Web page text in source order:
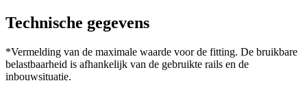
Technische gegevens
*Vermelding van de maximale waarde voor de fitting. De bruikbare
belastbaarheid is afhankelijk van de gebruikte rails en de
inbouwsituatie.